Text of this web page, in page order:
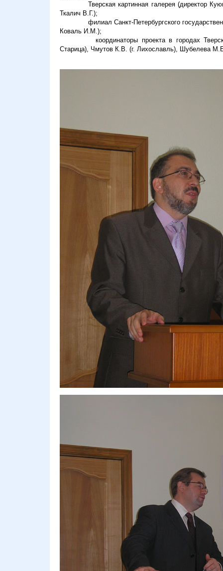
Тверская картинная галерея (директор
Ткалич В.Г.);
филиал Санкт-Петербургского
Коваль И.М.);
координаторы проекта в городах
Старица), Чмутов К.В. (г. Лихославль), Шубелева